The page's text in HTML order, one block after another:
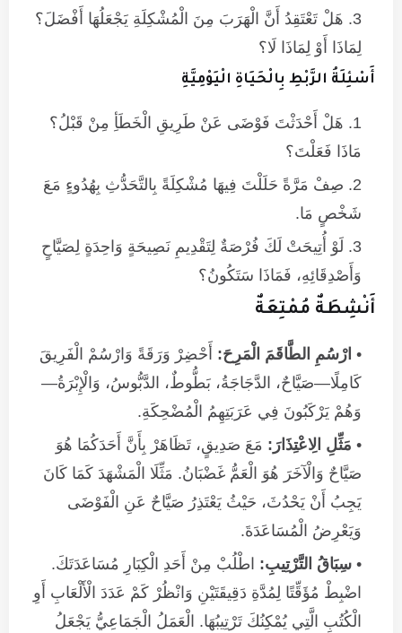
هَلْ تَعْتَقِدُ أَنَّ الْهَرَبَ مِنَ الْمُشْكِلَةِ يَجْعَلُهَا أَفْضَلَ؟
لِمَاذَا أَوْ لِمَاذَا لَا؟
أَسْئِلَةُ الرَّبْطِ بِالْحَيَاةِ الْيَوْمِيَّةِ
هَلْ أَحْدَثْتَ فَوْضَى عَنْ طَرِيقِ الْخَطَأِ مِنْ قَبْلُ؟
مَاذَا فَعَلْتَ؟
صِفْ مَرَّةً حَلَلْتَ فِيهَا مُشْكِلَةً بِالتَّحَدُّثِ بِهُدُوءٍ مَعَ
شَخْصٍ مَا.
لَوْ أُتِيحَتْ لَكَ فُرْصَةٌ لِتَقْدِيمِ نَصِيحَةٍ وَاحِدَةٍ لِصَيَّاحٍ
وَأَصْدِقَائِهِ، فَمَاذَا سَتَكُونُ؟
أَنْشِطَةٌ مُمْتِعَةٌ
ارْسُمِ الطَّاقَمَ الْمَرِحَ: أَحْضِرْ وَرَقَةً وَارْسُمْ الْفَرِيقَ
كَامِلًا—صَيَّاحٌ، الدَّجَاجَةُ، بَطُّوطٌ، الدَّبُّوسُ، وَالْإِبْرَةُ—
وَهُمْ يَرْكَبُونَ فِي عَرَبَتِهِمُ الْمُضْحِكَةِ.
مَثِّلِ الِاعْتِذَارَ: مَعَ صَدِيقٍ، تَظَاهَرْ بِأَنَّ أَحَدَكُمَا هُوَ
صَيَّاحٌ وَالْآخَرَ هُوَ الْعَمُّ غَضْبَانُ. مَثِّلَا الْمَشْهَدَ كَمَا كَانَ
يَجِبُ أَنْ يَحْدُثَ، حَيْثُ يَعْتَذِرُ صَيَّاحٌ عَنِ الْفَوْضَى
وَيَعْرِضُ الْمُسَاعَدَةَ.
سِبَاقُ التَّرْتِيبِ: اطْلُبْ مِنْ أَحَدِ الْكِبَارِ مُسَاعَدَتَكَ.
اضْبِطْ مُؤَقِّتًا لِمُدَّةِ دَقِيقَتَيْنِ وَانْظُرْ كَمْ عَدَدَ الْأَلْعَابِ أَوِ
الْكُتُبِ الَّتِي يُمْكِنُكَ تَرْتِيبُهَا. الْعَمَلُ الْجَمَاعِيُّ يَجْعَلُ